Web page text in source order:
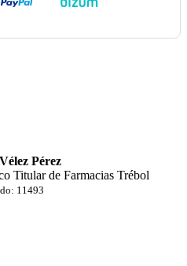
Pérez
Titular de Farmacias Trébol
11493